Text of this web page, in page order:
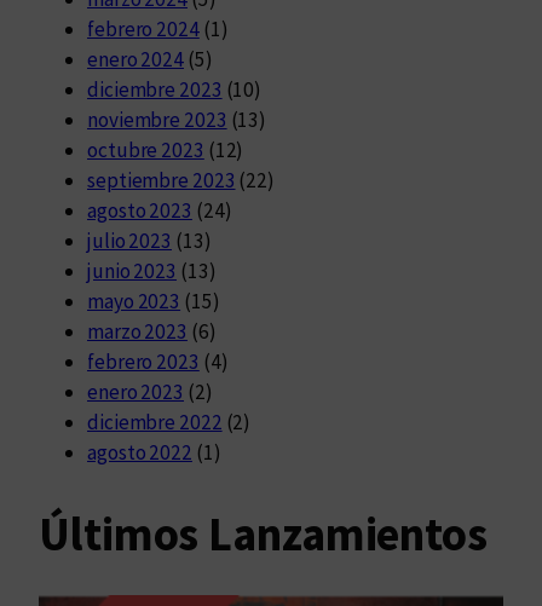
febrero 2024(1)
enero 2024 (5)
diciembre 2023 (10)
noviembre 2023 (13)
octubre 2023 (12)
septiembre 2023 (22)
agosto 2023 (24)
julio 2023 (13)
junio 2023 (13)
mayo 2023 (15)
marzo 2023 (6)
febrero 2023 (4)
enero 2023 (2)
diciembre 2022 (2)
agosto 2022 (1)
Últimos Lanzamientos